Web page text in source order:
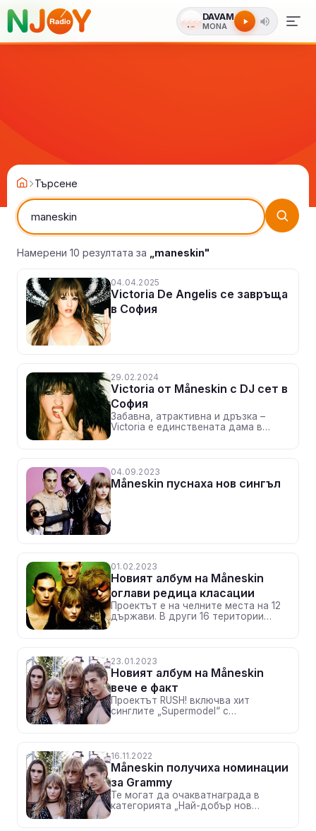
DAVAM
MONA
Търсене
Намерени 10 резултата за „maneskin"
04.04.2025
Victoria De Angelis се завръща
в София
29.02.2024
Victoria от Måneskin с DJ сет в
София
Забавна, атрактивна и дръзка –
Victoria е единствената дама в
04.09.2023
Måneskin пуснаха нов сингъл
01.02.2023
Новият албум на Måneskin
оглави редица класации
Проектът е на челните места на 12
държави. В други 16 територии
23.01.2023
Новият албум на Måneskin
вече е факт
Проектът RUSH! включва хит
синглите „Supermodel“ с
„Gossip“ с участието на Tom Morello,
както и невероятната „Mammamia“
16.11.2022
Måneskin получиха номинации
за Grammy
Те могат да очакватнаграда в
категорията „Най-добър нов